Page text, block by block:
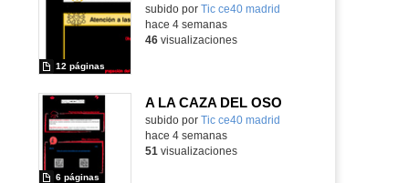
subido por Tic ce40 madrid
12 páginas
hace 4 semanas
46visualizaciones
A LA CAZA DEL OSO
subido por Tic ce40 madrid
6 páginas
hace 4 semanas
51 visualizaciones